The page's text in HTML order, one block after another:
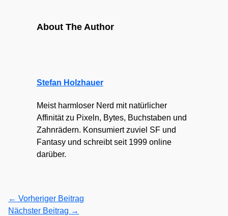
About The Author
Stefan Holzhauer
Meist harmloser Nerd mit natürlicher
Affinität zu Pixeln, Bytes, Buchstaben und
Zahnrädern. Konsumiert zuviel SF und
Fantasy und schreibt seit 1999 online
darüber.
← Vorheriger Beitrag
Nächster Beitrag →